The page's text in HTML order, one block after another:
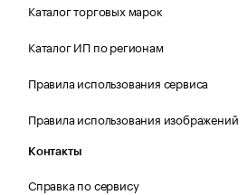
Каталог торговых марок
Каталог ИП по регионам
Правила использования сервиса
Правила использования изображений
Контакты
Справка по сервису